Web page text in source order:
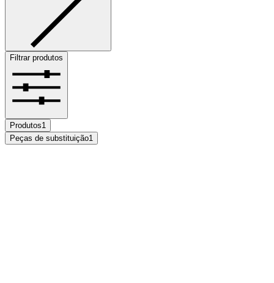
Filtrar produtos
Produtos1
Peças de substituição1